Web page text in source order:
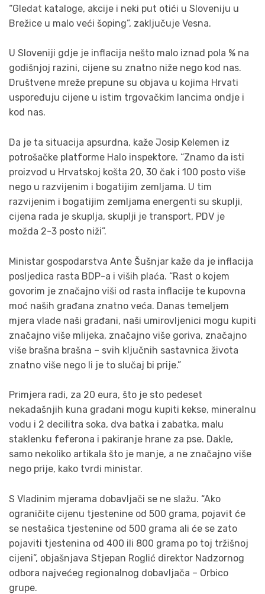
“Gledat kataloge, akcije i neki put otići u Sloveniju u
Brežice u malo veći šoping”, zaključuje Vesna.
U Sloveniji gdje je inflacija nešto malo iznad pola % na
godišnjoj razini, cijene su znatno niže nego kod nas.
Društvene mreže prepune su objava u kojima Hrvati
uspoređuju cijene u istim trgovačkim lancima ondje i
kod nas.
Da je ta situacija apsurdna, kaže Josip Kelemen iz
potrošačke platforme Halo inspektore. “Znamo da isti
proizvod u Hrvatskoj košta 20, 30 čak i 100 posto više
nego u razvijenim i bogatijim zemljama. U tim
razvijenim i bogatijim zemljama energenti su skuplji,
cijena rada je skuplja, skuplji je transport, PDV je
možda 2-3 posto niži”.
Ministar gospodarstva Ante Šušnjar kaže da je inflacija
posljedica rasta BDP-a i viših plaća. “Rast o kojem
govorim je značajno viši od rasta inflacije te kupovna
moć naših građana znatno veća. Danas temeljem
mjera vlade naši građani, naši umirovljenici mogu kupiti
značajno više mlijeka, značajno više goriva, značajno
više brašna brašna – svih ključnih sastavnica života
znatno više nego li je to slučaj bi prije.”
Primjera radi, za 20 eura, što je sto pedeset
nekadašnjih kuna građani mogu kupiti kekse, mineralnu
vodu i 2 decilitra soka, dva batka i zabatka, malu
staklenku feferona i pakiranje hrane za pse. Dakle,
samo nekoliko artikala što je manje, a ne značajno više
nego prije, kako tvrdi ministar.
S Vladinim mjerama dobavljači se ne slažu. “Ako
ograničite cijenu tjestenine od 500 grama, pojavit će
se nestašica tjestenine od 500 grama ali će se zato
pojaviti tjestenina od 400 ili 800 grama po toj tržišnoj
cijeni”, objašnjava Stjepan Roglić direktor Nadzornog
odbora najvećeg regionalnog dobavljača – Orbico
grupe.